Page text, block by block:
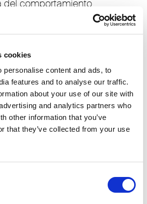
cookies
personalise content and ads, to
features and to analyse our traffic.
about your use of our site with
and analytics partners who
other information that you’ve
that they’ve collected from your use
del comportamiento
de la empresa;
y reducción de los
de todas las
en materia de seguridad y
del medio ambiente en la
de los trabajos;
de todo el personal
seguridad y protección del
participación y consulta de los
de la importancia económica